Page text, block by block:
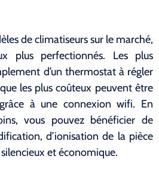
de climatiseurs sur le marché,
plus perfectionnés. Les plus
d’un thermostat à régler
les plus coûteux peuvent être
à une connexion wifi. En
vous pouvez bénéficier de
d’ionisation de la pièce
et économique.